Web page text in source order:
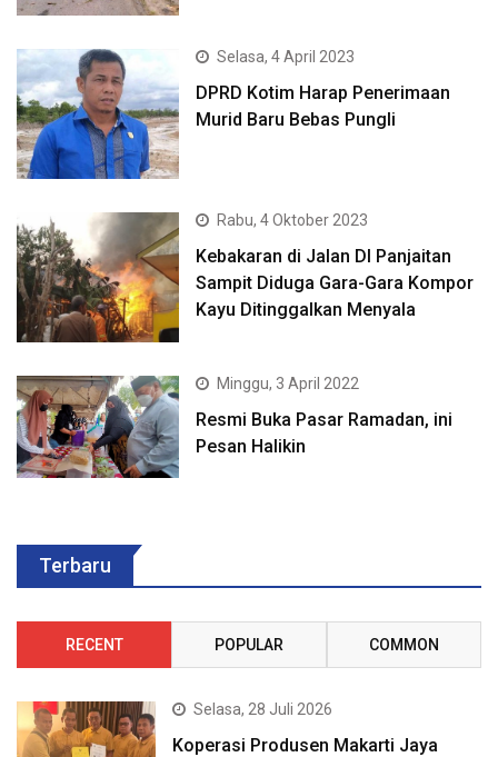
Selasa, 4 April 2023
DPRD Kotim Harap Penerimaan
Murid Baru Bebas Pungli
Rabu, 4 Oktober 2023
Kebakaran di Jalan DI Panjaitan
Sampit Diduga Gara-Gara Kompor
Kayu Ditinggalkan Menyala
Minggu, 3 April 2022
Resmi Buka Pasar Ramadan, ini
Pesan Halikin
Terbaru
RECENT POPULAR COMMON
Selasa, 28 Juli 2026
Koperasi Produsen Makarti Jaya